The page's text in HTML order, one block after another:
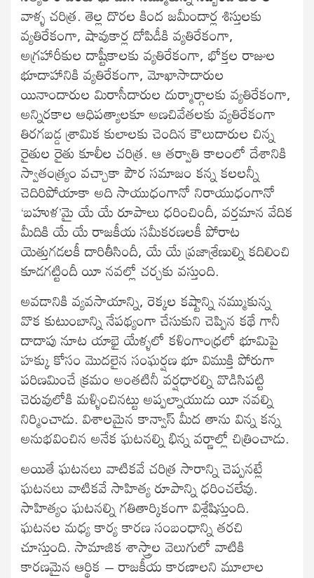
వాళ్ళ చరిత్ర. తెల్ల దొరల కింద జమీందార్ల శిస్తులకు
వ్యతిరేకంగా, షావుకార్ల దోపిడీకి వ్యతిరేకంగా,
అగ్రహారీకుల దాష్టీకాలకు వ్యతిరేకంగా, భోక్తల రాజుల
భూదాహానికి వ్యతిరేకంగా, మోఖాసాదారుల
యినాందారుల మిరాసీదారుల దుర్మార్గాలకు వ్యతిరేకంగా,
అన్నిరకాల ఆధిపత్యాలకూ అణచివేతలకు వ్యతిరేకంగా
తిరగబడ్డ శ్రామిక కులాలకు చెందిన కౌలుదారుల చిన్న
రైతుల రైతు కూలీల చరిత్ర. ఆ తర్వాతి కాలంలో దేశానికి
స్వాతంత్ర్యం వచ్చాకా పౌర సమాజం కన్న కలలన్నీ
చెదిరిపోయాకా అది సాయుధంగానో నిరాయుధంగానో
‘బహుళ’మై యే యే రూపాలు ధరించిందీ, వర్తమాన వేదిక
మీదికి యే యే రాజకీయ సమీకరణలకీ పోరాట
యెత్తుగడలకీ దారితీసిందీ, యే యే ప్రజాశ్రేణుల్ని కదిలించి
కూడగట్టిందీ యీ నవల్లో చర్చకు వస్తుంది.
అవడానికి వ్యవసాయాన్ని, రెక్కల కష్టాన్ని నమ్ముకున్న
వొక కుటుంబాన్ని నేపథ్యంగా చేసుకుని చెప్పిన కథే గానీ
దాదాపు నూట యాభై యేళ్ళలో కళింగాంధ్రలో భూమిపై
హక్కు కోసం మొదలైన సంఘర్షణ భూ విముక్తి పోరుగా
పరిణమించే క్రమం అంతటినీ వర్షధారల్ని వొడిసిపట్టి
చెరువులోకి మళ్ళించినట్టు అప్పల్నాయుడు యీ నవల్ని
నిర్మించాడు. విశాలమైన కాన్వాస్ మీద తాను విన్న కన్న
అనుభవించిన అనేక ఘటనల్ని భిన్న వర్ణాల్లో చిత్రించాడు.
అయితే ఘటనలు వాటికవే చరిత్ర సారాన్ని చెప్పనట్లే
ఘటనలు వాటికవే సాహిత్య రూపాన్ని ధరించలేవు.
సాహిత్యం ఘటనల్ని గతితార్కికంగా విశ్లేషిస్తుంది.
ఘటనల మధ్య కార్య కారణ సంబంధాన్ని తరచి
చూస్తుంది. సామాజిక శాస్త్రాల వెలుగులో వాటికి
కారణమైన ఆర్థిక – రాజకీయ కారణాలని మూలాల